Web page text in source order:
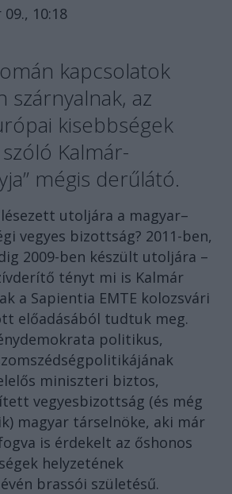
10:18
kapcsolatok
szárnyalnak, az
kisebbségek
Kalmár-
mégis derűlátó.
utoljára a magyar–
vegyes bizottság? 2011-ben,
2009-ben készült utoljára –
tényt mi is Kalmár
a Sapientia EMTE kolozsvári
előadásából tudtuk meg.
politikus,
miniszteri biztos,
vegyesbizottság (és még
magyar társelnöke, aki már
is érdekelt az őshonos
helyzetének
brassói születésű.